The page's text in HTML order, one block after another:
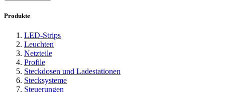
Produkte
LED-Strips
Leuchten
Netzteile
Profile
Steckdosen und Ladestationen
Stecksysteme
Steuerungen